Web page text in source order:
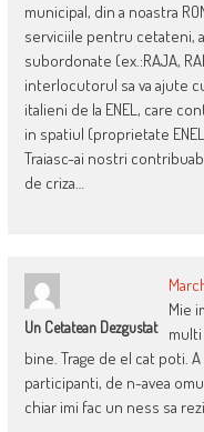
municipal, din a noastra
serviciile pentru cetateni,
subordonate (ex.:RAJA,
interlocutorul sa va ajute
italieni de la ENEL, care
in spatiul (proprietate
Traiasc-ai nostri
de criza…
Un Cetatean Dezgustat
Mie
bine. Trage de el cat poti.
participanti, de n-avea
chiar imi fac un ness sa